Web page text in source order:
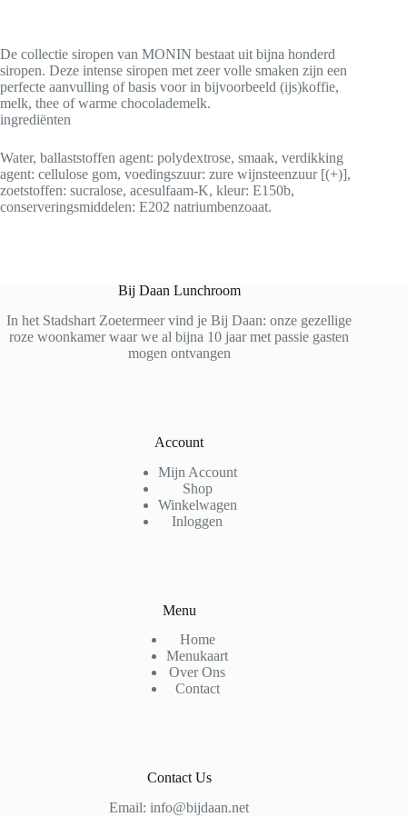
De collectie siropen van MONIN bestaat uit bijna honderd
siropen. Deze intense siropen met zeer volle smaken zijn een
perfecte aanvulling of basis voor in bijvoorbeeld (ijs)koffie,
melk, thee of warme chocolademelk.
ingrediënten
Water, ballaststoffen agent: polydextrose, smaak, verdikking
agent: cellulose gom, voedingszuur: zure wijnsteenzuur [(+)],
zoetstoffen: sucralose, acesulfaam-K, kleur: E150b,
conserveringsmiddelen: E202 natriumbenzoaat.
Bij Daan Lunchroom
In het Stadshart Zoetermeer vind je Bij Daan: onze gezellige
roze woonkamer waar we al bijna 10 jaar met passie gasten
mogen ontvangen
Account
Mijn Account
Shop
Winkelwagen
Inloggen
Menu
Home
Menukaart
Over Ons
Contact
Contact Us
Email: info@bijdaan.net